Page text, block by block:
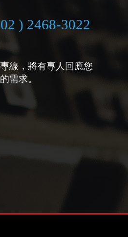
) 2468-3022
線，將有專人回應您
的需求。